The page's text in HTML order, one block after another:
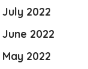
July 2022
June 2022
May 2022